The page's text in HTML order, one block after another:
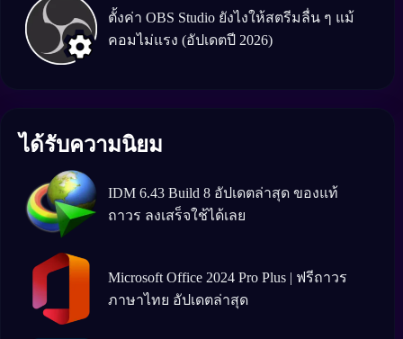
ตั้งค่า OBS Studio ยังไงให้สตรีมลื่น ๆ แม้
คอมไม่แรง (อัปเดตปี 2026)
ได้รับความนิยม
IDM 6.43 Build 8 อัปเดตล่าสุด ของแท้
ถาวร ลงเสร็จใช้ได้เลย
Microsoft Office 2024 Pro Plus | ฟรีถาวร
ภาษาไทย อัปเดตล่าสุด